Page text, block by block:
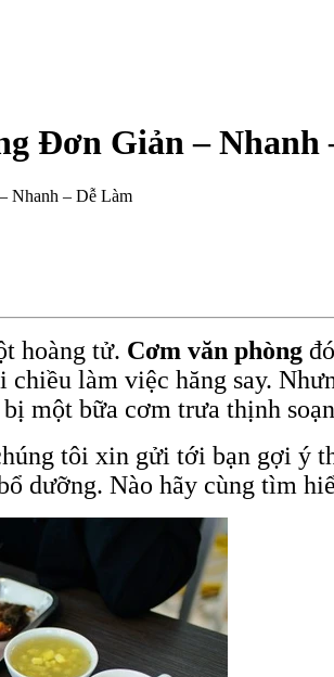
Đơn Giản – Nhanh
Nhanh – Dễ Làm
hoàng tử. Cơm văn phòng
làm việc hăng say.
một bữa cơm trưa thịnh
tôi xin gửi tới bạn gợi ý
dưỡng. Nào hãy cùng tìm